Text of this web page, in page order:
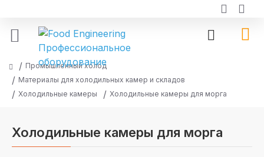
Промышленный холод
Материалы для холодильных камер и складов
Холодильные камеры
Холодильные камеры для морга
Холодильные камеры для морга